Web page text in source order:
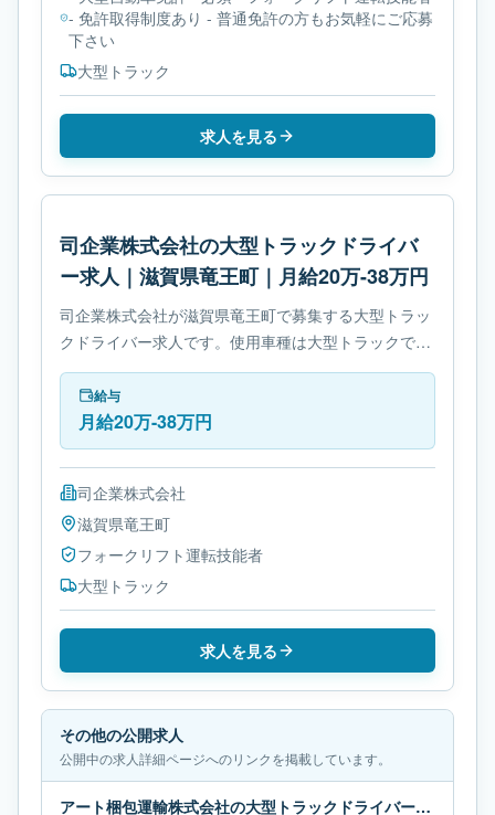
- 免許取得制度あり - 普通免許の方もお気軽にご応募
下さい
大型トラック
求人を見る
司企業株式会社の大型トラックドライバ
ー求人｜滋賀県竜王町｜月給20万-38万円
司企業株式会社が滋賀県竜王町で募集する大型トラッ
クドライバー求人です。使用車種は大型トラックで
す。必要免許はフォークリフト運転技能者です。
給与
月給20万-38万円
司企業株式会社
滋賀県竜王町
フォークリフト運転技能者
大型トラック
求人を見る
その他の公開求人
公開中の求人詳細ページへのリンクを掲載しています。
アート梱包運輸株式会社の大型トラックドライバー求人｜長野県東御市｜月給37万円